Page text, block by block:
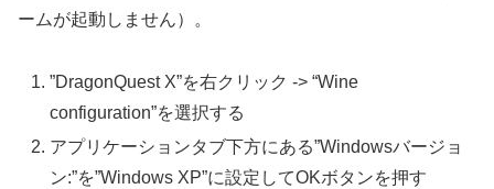
ームが起動しません）。
”DragonQuest X”を右クリック -> “Wine
configuration”を選択する
アプリケーションタブ下方にある”Windowsバージョ
ン:”を”Windows XP”に設定してOKボタンを押す